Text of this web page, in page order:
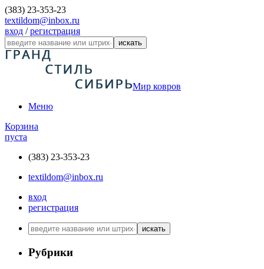
(383) 23-353-23
textildom@inbox.ru
вход /регистрация
искать
Мир ковров
Меню
Корзина
пуста
(383) 23-353-23
textildom@inbox.ru
вход
регистрация
искать
Рубрики